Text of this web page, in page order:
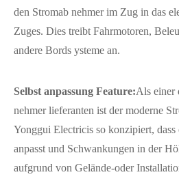
den Stromab nehmer im Zug in das
Zuges. Dies treibt Fahrmotoren,
andere Bords ysteme an.
Selbst anpassung Feature:Als einer
nehmer lieferanten ist der moderne
Yonggui Electricis so konzipiert, dass
anpasst und Schwankungen in der
aufgrund von Gelände-oder